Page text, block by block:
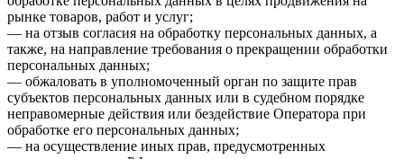
рынке товаров, работ и услуг;
— на отзыв согласия на обработку персональных данных, а
также, на направление требования о прекращении обработки
персональных данных;
— обжаловать в уполномоченный орган по защите прав
субъектов персональных данных или в судебном порядке
неправомерные действия или бездействие Оператора при
обработке его персональных данных;
— на осуществление иных прав, предусмотренных